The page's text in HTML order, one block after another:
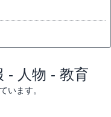
- 人物 - 教育
います。